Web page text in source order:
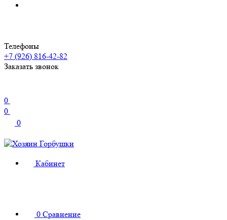
Телефоны
+7 (926) 816-42-82
Заказать звонок
0
0
0
Кабинет
0 Сравнение